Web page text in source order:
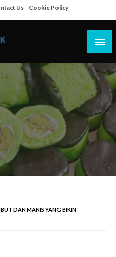
Us Cookie Policy
DAN MANIS YANG BIKIN